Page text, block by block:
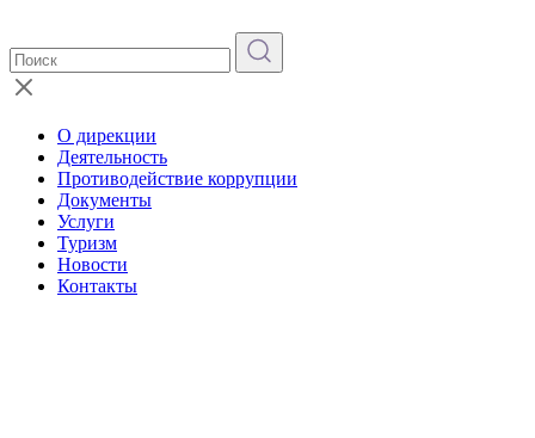
О дирекции
Деятельность
Противодействие коррупции
Документы
Услуги
Туризм
Новости
Контакты